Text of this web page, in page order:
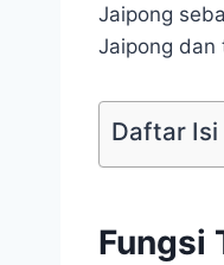
Jaipong
Jaipong dan
Daftar Isi
Fungsi